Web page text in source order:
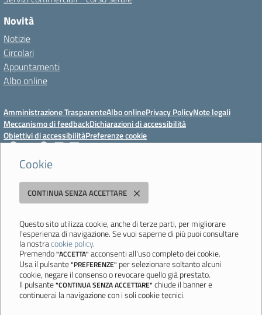
Cookie
CONTINUA SENZA ACCETTARE
Questo sito utilizza cookie, anche di terze parti, per migliorare
l'esperienza di navigazione. Se vuoi saperne di più puoi consultare
la nostracookie policy.
Premendo"ACCETTA" acconsenti all'uso completo dei cookie.
Usa il pulsante"PREFERENZE" per selezionare soltanto alcuni
cookie, negare il consenso o revocare quello già prestato.
Il pulsante"CONTINUA SENZA ACCETTARE" chiude il banner e
continuerai la navigazione con i soli cookie tecnici.
Novità
Notizie
Circolari
Appuntamenti
Albo online
Amministrazione TrasparenteAlbo onlinePrivacy PolicyNote legali
Meccanismo di feedbackDichiarazioni di accessibilità
Obiettivi di accessibilitàPreferenze cookie
Istituto Professionale Statale Socio-Commerciale-Artigianale "Cattaneo -
Deledda"
351005 - Email:morc08000g@istruzione.it- PEC:
morc08000g@pec.istruzione.it
Codice meccanografico: MORC08000G - C.F. 94177200360
Ultimo aggiornamento: Mercoledì, 29 Luglio 2026 ore 10:08